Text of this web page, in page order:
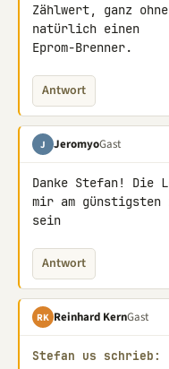
Zählwert, ganz
natürlich einen
Eprom-Brenner.
Antwort
J JeromyoGast
Danke Stefan! Die
mir am günstigsten
sein
Antwort
RK Reinhard KernGast
Stefan us schrieb: